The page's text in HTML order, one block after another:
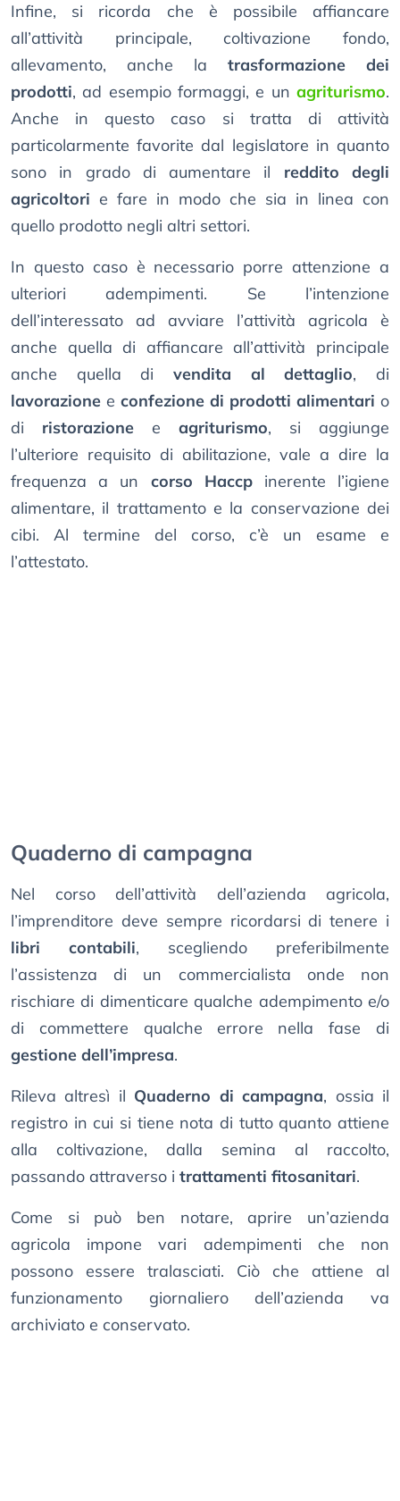
Infine, si ricorda che è possibile affiancare
all’attività principale, coltivazione fondo,
allevamento, anche la trasformazione dei
prodotti, ad esempio formaggi, e un agriturismo.
Anche in questo caso si tratta di attività
particolarmente favorite dal legislatore in quanto
sono in grado di aumentare il reddito degli
agricoltori e fare in modo che sia in linea con
quello prodotto negli altri settori.
In questo caso è necessario porre attenzione a
ulteriori adempimenti. Se l’intenzione
dell’interessato ad avviare l’attività agricola è
anche quella di affiancare all’attività principale
anche quella di vendita al dettaglio, di
lavorazione e confezione di prodotti alimentari o
di ristorazione e agriturismo, si aggiunge
l’ulteriore requisito di abilitazione, vale a dire la
frequenza a un corso Haccpinerente l’igiene
alimentare, il trattamento e la conservazione dei
cibi. Al termine del corso, c’è un esame e
l’attestato.
Quaderno di campagna
Nel corso dell’attività dell’azienda agricola,
l’imprenditore deve sempre ricordarsi di tenere i
libri contabili, scegliendo preferibilmente
l’assistenza di un commercialista onde non
rischiare di dimenticare qualche adempimento e/o
di commettere qualche errore nella fase di
gestione dell’impresa.
Rileva altresì il Quaderno di campagna, ossia il
registro in cui si tiene nota di tutto quanto attiene
alla coltivazione, dalla semina al raccolto,
passando attraverso i trattamenti fitosanitari.
Come si può ben notare, aprire un’azienda
agricola impone vari adempimenti che non
possono essere tralasciati. Ciò che attiene al
funzionamento giornaliero dell’azienda va
archiviato e conservato.